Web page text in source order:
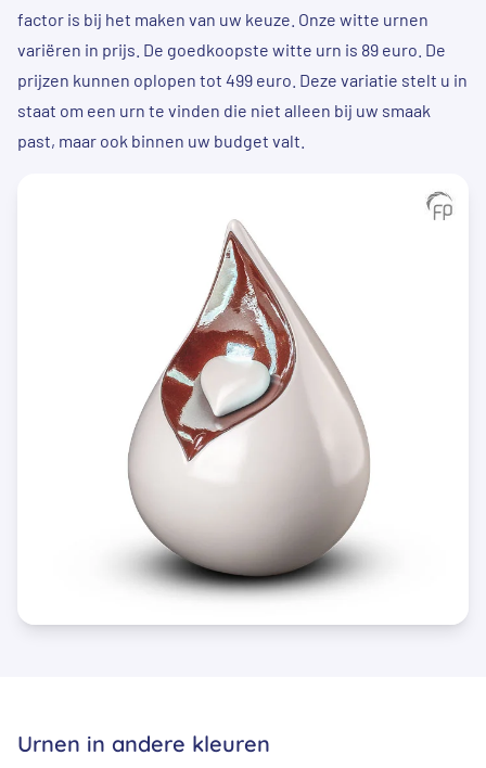
factor is bij het maken van uw keuze. Onze witte urnen
variëren in prijs. De goedkoopste witte urn is 89 euro. De
prijzen kunnen oplopen tot 499 euro. Deze variatie stelt u in
staat om een urn te vinden die niet alleen bij uw smaak
past, maar ook binnen uw budget valt.
Urnen in andere kleuren